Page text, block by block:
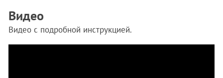
Видео
Видео с подробной инструкцией.